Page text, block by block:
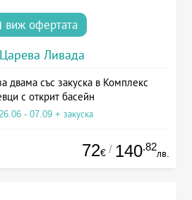
виж офертата
Царева Ливада
двама със закуска в Комплекс
с открит басейн
- 07.09 + закуска
72€ / 140.82
лв.